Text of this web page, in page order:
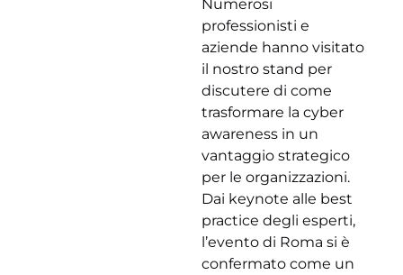
Numerosi
professionisti e
aziende hanno visitato
il nostro stand per
discutere di come
trasformare la cyber
awareness in un
vantaggio strategico
per le organizzazioni.
Dai keynote alle best
practice degli esperti,
l’evento di Roma si è
confermato come un